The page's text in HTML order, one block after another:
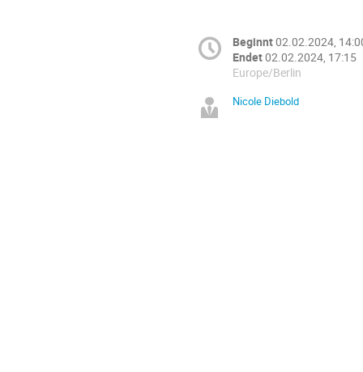
Beginnt02.02.2024,
Endet02.02.2024, 17:15
Europe/Berlin
Nicole Diebold